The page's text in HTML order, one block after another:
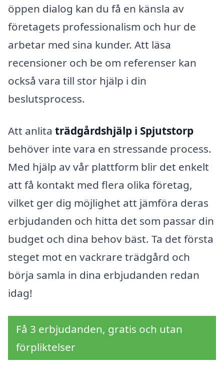
öppen dialog kan du få en känsla av
företagets professionalism och hur de
arbetar med sina kunder. Att läsa
recensioner och be om referenser kan
också vara till stor hjälp i din
beslutsprocess.
Att anlita trädgårdshjälp i Spjutstorp
behöver inte vara en stressande process.
Med hjälp av vår plattform blir det enkelt
att få kontakt med flera olika företag,
vilket ger dig möjlighet att jämföra deras
erbjudanden och hitta det som passar din
budget och dina behov bäst. Ta det första
steget mot en vackrare trädgård och
börja samla in dina erbjudanden redan
idag!
Få 3 erbjudanden, gratis och utan
förpliktelser